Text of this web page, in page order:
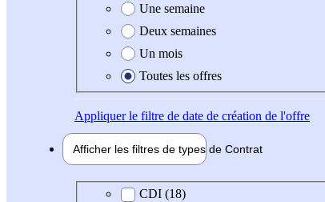
Une semaine
Deux semaines
Un mois
Toutes les offres
Appliquerle filtre de date de création de l'offre
Afficher les filtres de types de Contrat
Type de contratCDI (18)